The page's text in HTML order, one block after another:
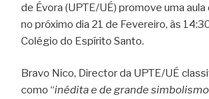
de Évora (UPTE/UÉ) promove uma
no próximo dia 21 de Fevereiro, às
Colégio do Espírito Santo.
Bravo Nico, Director da UPTE/UÉ
como “inédita e de grande